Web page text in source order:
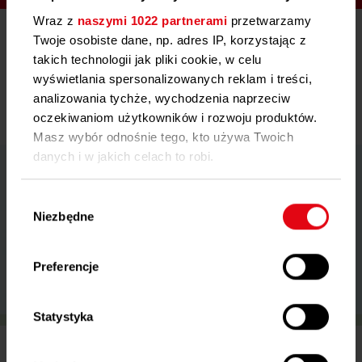
Wraz z naszymi 1022 partnerami przetwarzamy
Twoje osobiste dane, np. adres IP, korzystając z
takich technologii jak pliki cookie, w celu
wyświetlania spersonalizowanych reklam i treści,
analizowania tychże, wychodzenia naprzeciw
oczekiwaniom użytkowników i rozwoju produktów.
Masz wybór odnośnie tego, kto używa Twoich
danych i w jakich celach to robi.
Gromadzić dane dotyczące Twojej lokalizacji
Identyfikować Twoje urządzenie, aktywnie
(fingerprinting, czyli wirtualny odcisk palca)
osobiste dane są przetwarzane oraz ustaw własne
zgody
Niezbędne
Preferencje
Statystyka
Urządzenia Techem z nowoczesną technologią
radiową
Oszczędność czasu i kosztów dzięki inteligentnym rozwiązaniom
Techem. Zdalny odczyt, precyzyjne dane, łatwe zarządzanie.
Nasze kompleksowe rozwiązanie: Techem Smart